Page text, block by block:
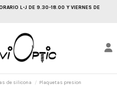
L-J DE 9.30-18.00 Y VIERNES DE
de silicona Plaquetas presion